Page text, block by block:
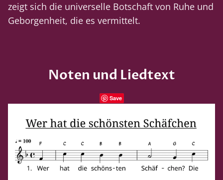
zeigt sich die universelle Botschaft von Ruhe und
Geborgenheit, die es vermittelt.
Noten und Liedtext
Save